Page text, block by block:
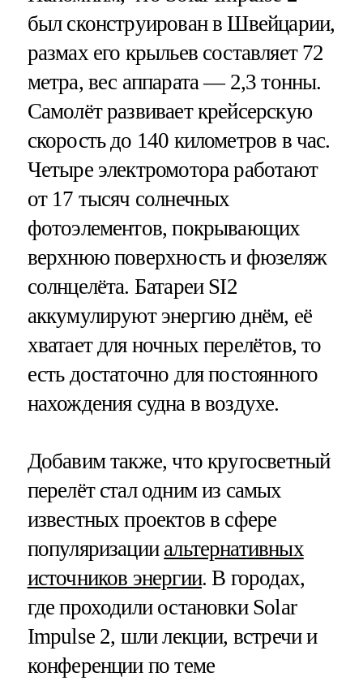
был сконструирован в Швейцарии,
размах его крыльев составляет 72
метра, вес аппарата — 2,3 тонны.
Самолёт развивает крейсерскую
скорость до 140 километров в час.
Четыре электромотора работают
от 17 тысяч солнечных
фотоэлементов, покрывающих
верхнюю поверхность и фюзеляж
солнцелёта. Батареи SI2
аккумулируют энергию днём, её
хватает для ночных перелётов, то
есть достаточно для постоянного
нахождения судна в воздухе.
Добавим также, что кругосветный
перелёт стал одним из самых
известных проектов в сфере
популяризации альтернативных
источников энергии. В городах,
где проходили остановки Solar
Impulse 2, шли лекции, встречи и
конференции по теме